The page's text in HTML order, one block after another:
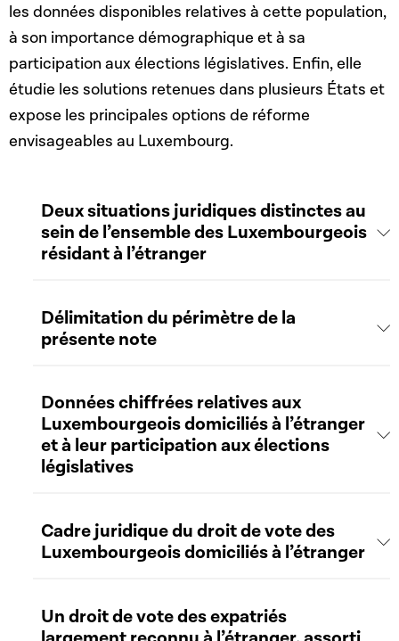
les données disponibles relatives à cette population,
à son importance démographique et à sa
participation aux élections législatives. Enfin, elle
étudie les solutions retenues dans plusieurs États et
expose les principales options de réforme
envisageables au Luxembourg.
Deux situations juridiques distinctes au
sein de l’ensemble des Luxembourgeois
résidant à l’étranger
Délimitation du périmètre de la
présente note
Données chiffrées relatives aux
Luxembourgeois domiciliés à l’étranger
et à leur participation aux élections
législatives
Cadre juridique du droit de vote des
Luxembourgeois domiciliés à l’étranger
Un droit de vote des expatriés